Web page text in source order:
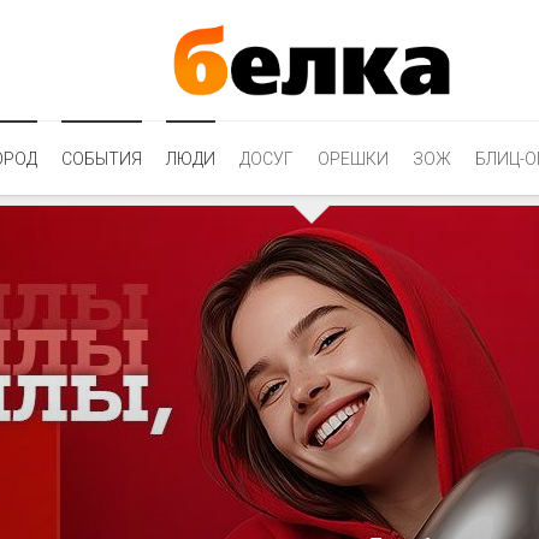
СОБЫТИЯ ЛЮДИ ДОСУГ ОРЕШКИ ЗОЖ БЛИЦ-